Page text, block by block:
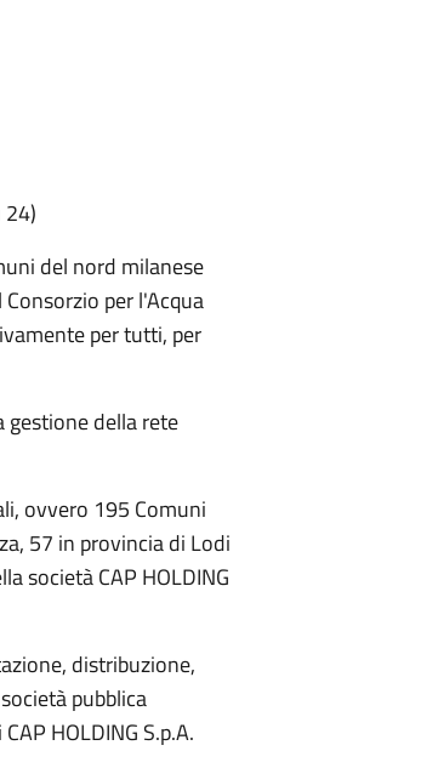
del nord milanese
per l'Acqua
per tutti, per
gestione della rete
ovvero 195 Comuni
57 in provincia di Lodi
società CAP HOLDING
distribuzione,
pubblica
HOLDING S.p.A.